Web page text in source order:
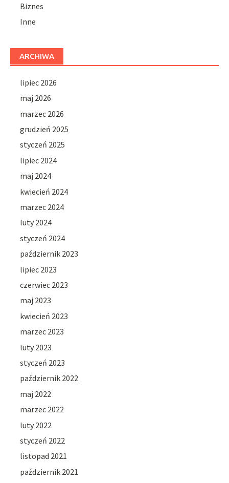
Biznes
Inne
ARCHIWA
lipiec 2026
maj 2026
marzec 2026
grudzień 2025
styczeń 2025
lipiec 2024
maj 2024
kwiecień 2024
marzec 2024
luty 2024
styczeń 2024
październik 2023
lipiec 2023
czerwiec 2023
maj 2023
kwiecień 2023
marzec 2023
luty 2023
styczeń 2023
październik 2022
maj 2022
marzec 2022
luty 2022
styczeń 2022
listopad 2021
październik 2021